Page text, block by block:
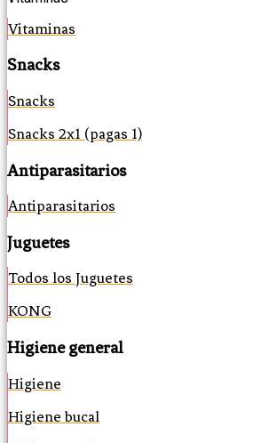
Vitaminas
Snacks
Snacks
Snacks 2x1 (pagas 1)
Antiparasitarios
Antiparasitarios
Juguetes
Todos los Juguetes
KONG
Higiene general
Higiene
Higiene bucal